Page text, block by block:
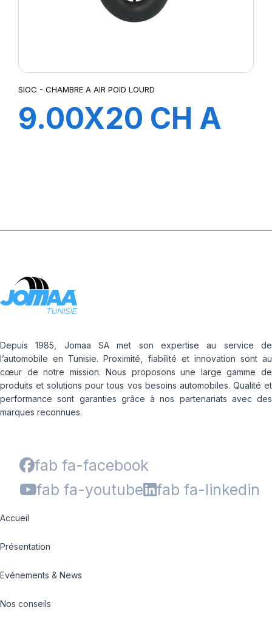
SIOC - CHAMBRE A AIR POID LOURD
9.00X20 CH A
Depuis 1985, Jomaa SA met son expertise au service de
l’automobile en Tunisie. Proximité, fiabilité et innovation sont au
cœur de notre mission. Nous proposons une large gamme de
produits et solutions pour tous vos besoins automobiles. Qualité et
performance sont garanties grâce à nos partenariats avec des
marques reconnues.
fab fa-facebook
fab fa-youtube
fab fa-linkedin
Accueil
Présentation
Evénements & News
Nos conseils